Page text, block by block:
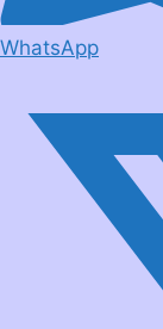
WhatsApp